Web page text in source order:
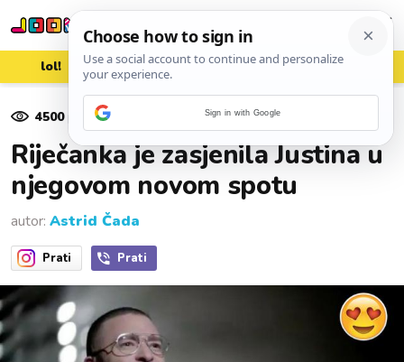
lol! aww vrh! woot?!
4500pregleda
Riječanka je zasjenila Justina u
njegovom novom spotu
autor: Astrid Čada
Prati Prati
Sign in with Google